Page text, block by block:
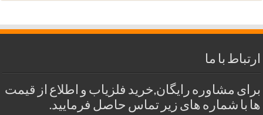
ارتباط با ما
برای مشاوره رایگان,خرید فلزیاب و اطلاع از قیمت
ها با شماره های زیر تماس حاصل فرمایید.